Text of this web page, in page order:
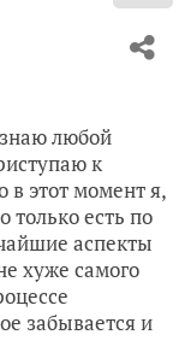
любой
к
в этот момент я,
только есть по
аспекты
хуже самого
забывается и